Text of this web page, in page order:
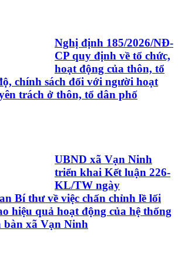
Nghị định 185/2026/NĐ-
CP quy định về tổ chức,
hoạt động của thôn, tổ
chính sách đối với người hoạt
trách ở thôn, tổ dân phố
UBND xã Vạn Ninh
triển khai Kết luận 226-
KL/TW ngày
Bí thư về việc chấn chỉnh lề lối
hiệu quả hoạt động của hệ thống
xã Vạn Ninh